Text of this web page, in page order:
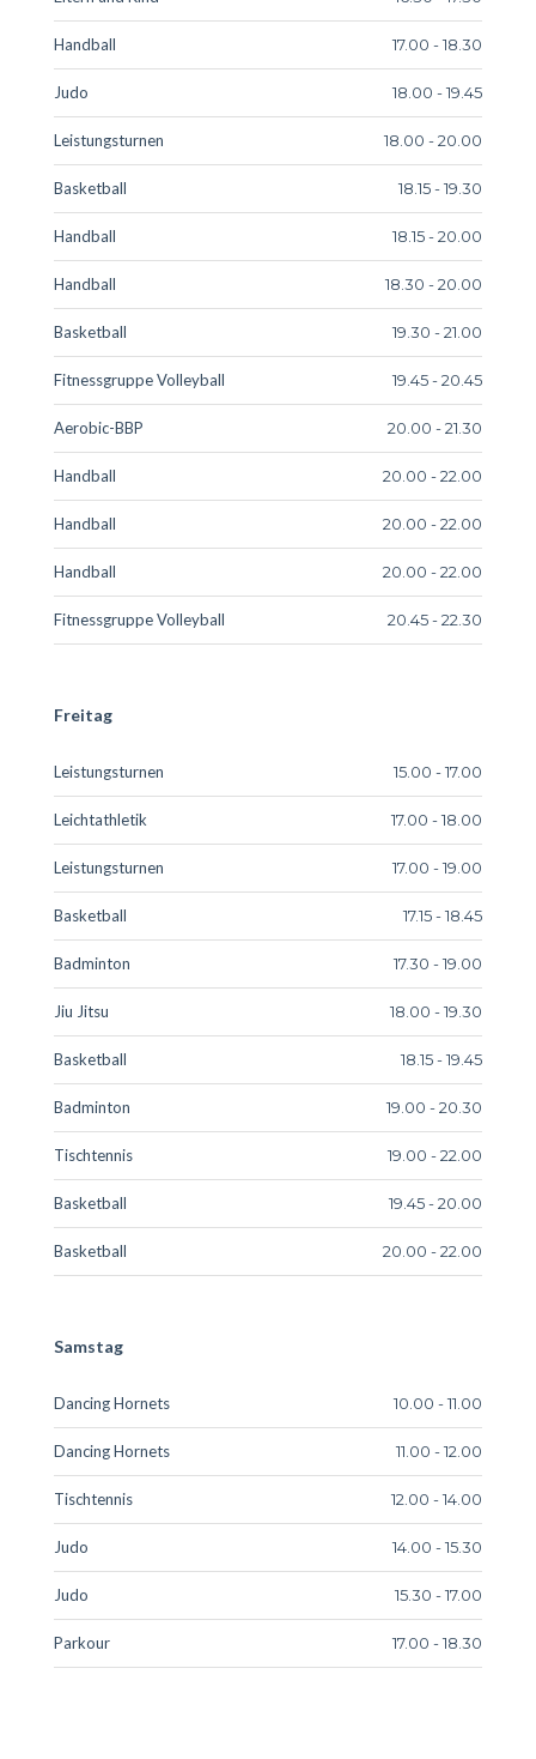
Handball 17.00 - 18.30
Judo 18.00 - 19.45
Leistungsturnen 18.00 - 20.00
Basketball 18.15 - 19.30
Handball 18.15 - 20.00
Handball 18.30 - 20.00
Basketball 19.30 - 21.00
Fitnessgruppe Volleyball 19.45 - 20.45
Aerobic-BBP 20.00 - 21.30
Handball 20.00 - 22.00
Handball 20.00 - 22.00
Handball 20.00 - 22.00
Fitnessgruppe Volleyball 20.45 - 22.30
Freitag
Leistungsturnen 15.00 - 17.00
Leichtathletik 17.00 - 18.00
Leistungsturnen 17.00 - 19.00
Basketball 17.15 - 18.45
Badminton 17.30 - 19.00
Jiu Jitsu 18.00 - 19.30
Basketball 18.15 - 19.45
Badminton 19.00 - 20.30
Tischtennis 19.00 - 22.00
Basketball 19.45 - 20.00
Basketball 20.00 - 22.00
Samstag
Dancing Hornets 10.00 - 11.00
Dancing Hornets 11.00 - 12.00
Tischtennis 12.00 - 14.00
Judo 14.00 - 15.30
Judo 15.30 - 17.00
Parkour 17.00 - 18.30